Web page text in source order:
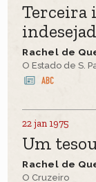
Terceira
Rachel de
O Estado de S.
22 jan 1975
Um
Rachel de
O Cruzeiro